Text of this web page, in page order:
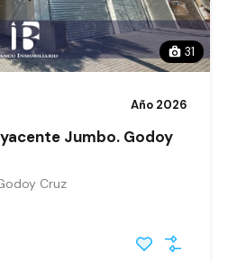
31
Año 2026
Jumbo. Godoy
Cruz